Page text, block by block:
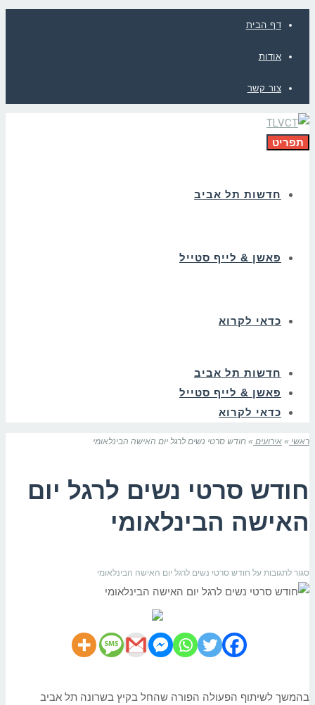
דף הבית
אודות
צור קשר
תפריט
חדשות תל אביב
פאשן & לייף סטייל
כדאי לקרוא
חדשות תל אביב
פאשן & לייף סטייל
כדאי לקרוא
ראשי » אירועים » חודש סרטי נשים לרגל יום האישה הבינלאומי
חודש סרטי נשים לרגל יום
האישה הבינלאומי
סגור לתגובות על חודש סרטי נשים לרגל יום האישה הבינלאומי
בהמשך לשיתוף הפעולה הפורה שהחל בקיץ בשרונה תל אביב